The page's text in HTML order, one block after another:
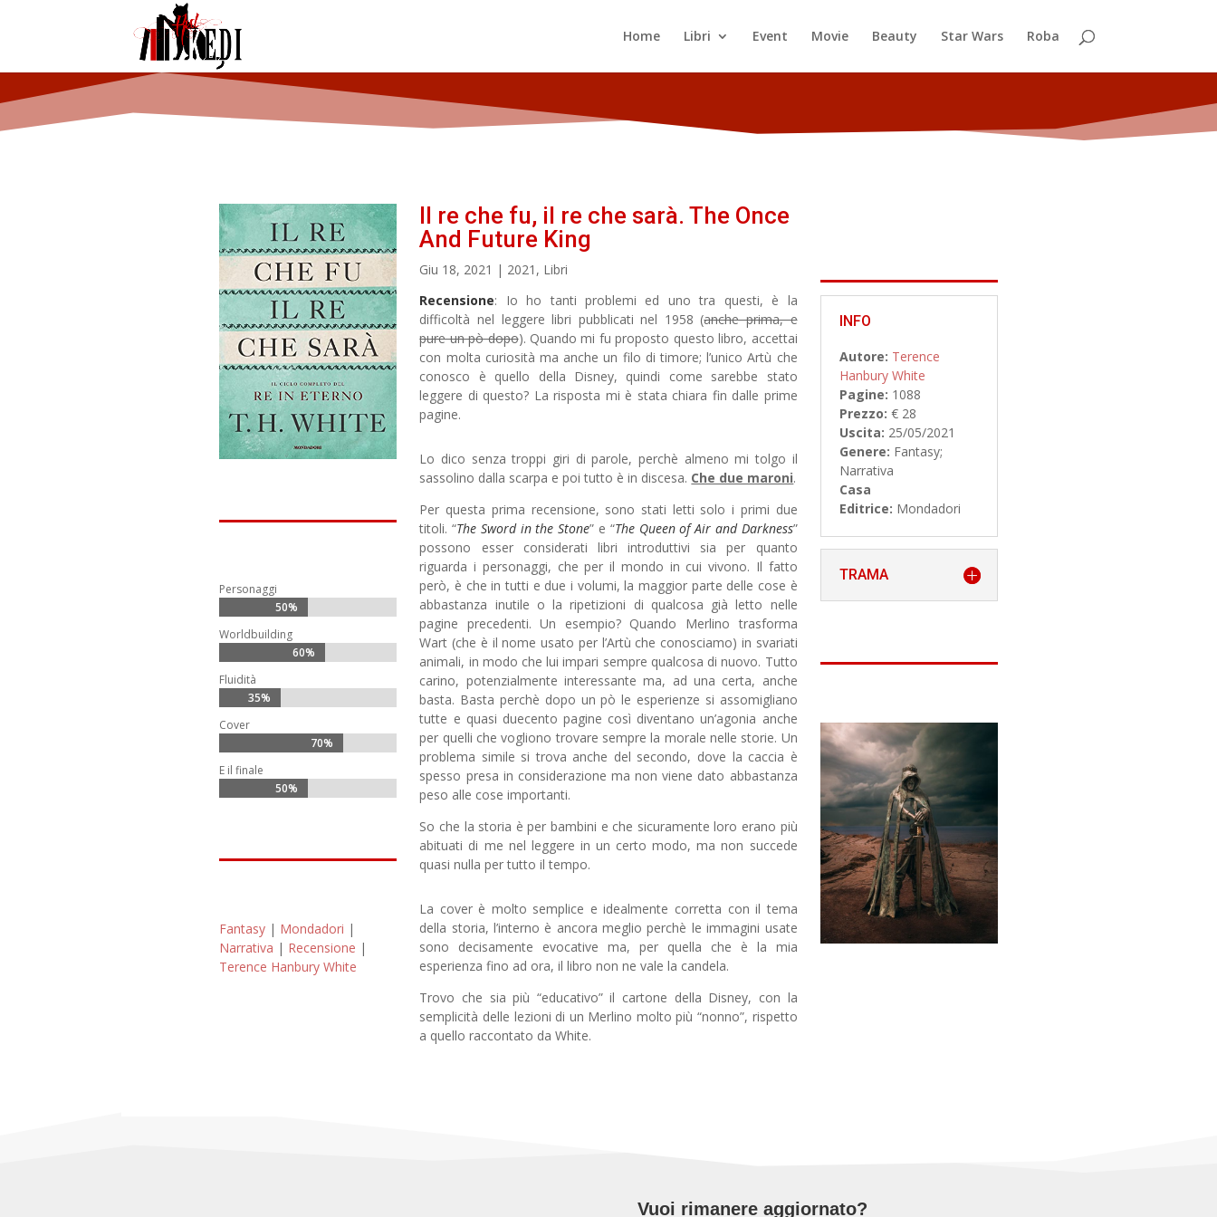
Home Libri Event Movie Beauty Star Wars Roba
Personaggi
50%
50%
Worldbuilding
60%
60%
Fluidità
35%
35%
Cover
70%
70%
E il finale
50%
50%
Fantasy| Mondadori |
Narrativa | Recensione |
Terence Hanbury White
Il re che fu, il re che sarà. The Once
And Future King
Giu 18, 2021 | 2021 , Libri
Recensione: Io ho tanti problemi ed uno tra questi, è la
difficoltà nel leggere libri pubblicati nel 1958 (anche prima, e
pure un pò dopo). Quando mi fu proposto questo libro, accettai
con molta curiosità ma anche un filo di timore; l’unico Artù che
conosco è quello della Disney, quindi come sarebbe stato
leggere di questo? La risposta mi è stata chiara fin dalle prime
pagine.
Lo dico senza troppi giri di parole, perchè almeno mi tolgo il
sassolino dalla scarpa e poi tutto è in discesa. Che due maroni.
Per questa prima recensione, sono stati letti solo i primi due
titoli. “The Sword in the Stone” e “The Queen of Air and Darkness”
possono esser considerati libri introduttivi sia per quanto
riguarda i personaggi, che per il mondo in cui vivono. Il fatto
però, è che in tutti e due i volumi, la maggior parte delle cose è
abbastanza inutile o la ripetizioni di qualcosa già letto nelle
pagine precedenti. Un esempio? Quando Merlino trasforma
Wart (che è il nome usato per l’Artù che conosciamo) in svariati
animali, in modo che lui impari sempre qualcosa di nuovo. Tutto
carino, potenzialmente interessante ma, ad una certa, anche
basta. Basta perchè dopo un pò le esperienze si assomigliano
tutte e quasi duecento pagine così diventano un’agonia anche
per quelli che vogliono trovare sempre la morale nelle storie. Un
problema simile si trova anche del secondo, dove la caccia è
spesso presa in considerazione ma non viene dato abbastanza
peso alle cose importanti.
So che la storia è per bambini e che sicuramente loro erano più
abituati di me nel leggere in un certo modo, ma non succede
quasi nulla per tutto il tempo.
La cover è molto semplice e idealmente corretta con il tema
della storia, l’interno è ancora meglio perchè le immagini usate
sono decisamente evocative ma, per quella che è la mia
esperienza fino ad ora, il libro non ne vale la candela.
Trovo che sia più “educativo” il cartone della Disney, con la
semplicità delle lezioni di un Merlino molto più “nonno”, rispetto
a quello raccontato da White.
INFO
Autore: Terence
Hanbury White
Pagine: 1088
Prezzo: € 28
Uscita: 25/05/2021
Genere: Fantasy;
Narrativa
Casa
Editrice: Mondadori
TRAMA
Vuoi rimanere aggiornato?